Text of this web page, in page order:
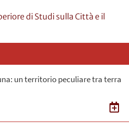
di Studi sulla Città e il
un territorio peculiare tra terra